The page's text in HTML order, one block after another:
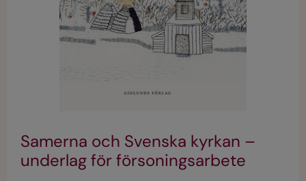
Samerna och Svenska kyrkan –
underlag för försoningsarbete